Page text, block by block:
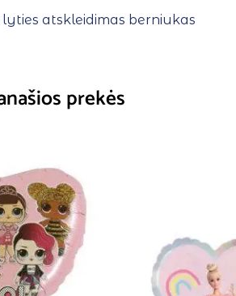
atskleidimas berniukas
prekės